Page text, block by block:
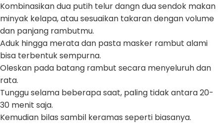
Kombinasikan dua putih telur dangn dua sendok makan
minyak kelapa, atau sesuaikan takaran dengan volume
dan panjang rambutmu.
Aduk hingga merata dan pasta masker rambut alami
bisa terbentuk sempurna.
Oleskan pada batang rambut secara menyeluruh dan
rata.
Tunggu selama beberapa saat, paling tidak antara 20-
30 menit saja.
Kemudian bilas sambil keramas seperti biasanya.